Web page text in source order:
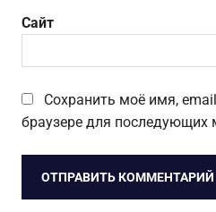
Сайт
Сохранить моё имя,
браузере для последующих